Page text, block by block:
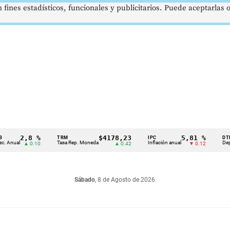
2,8 %
▲ 0.10
TRM
Tasa Rep. Moneda
$4178,23
▲ 0.42
IPC
Inflación anual
5,81 %
▼ 0.12
DTF
Dep.
Sábado, 8 de Agosto de 2026
estadísticos, funcionales y publicitarios. Puede aceptarlas